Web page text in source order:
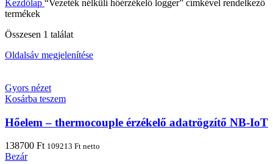
Kezdőlap “Vezeték nélküli hőérzékelő logger” címkével rendelkező
termékek
Összesen 1 találat
Oldalsáv megjelenítése
Gyors nézet
Kosárba teszem
Hőelem – thermocouple érzékelő adatrögzítő NB-IoT
138700 Ft 109213 Ft netto
Bezár